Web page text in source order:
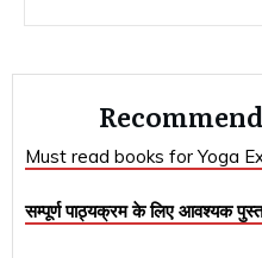
Must read books for Yoga
सम्पूर्ण पाठ्यक्रम के लिए आवश्यक